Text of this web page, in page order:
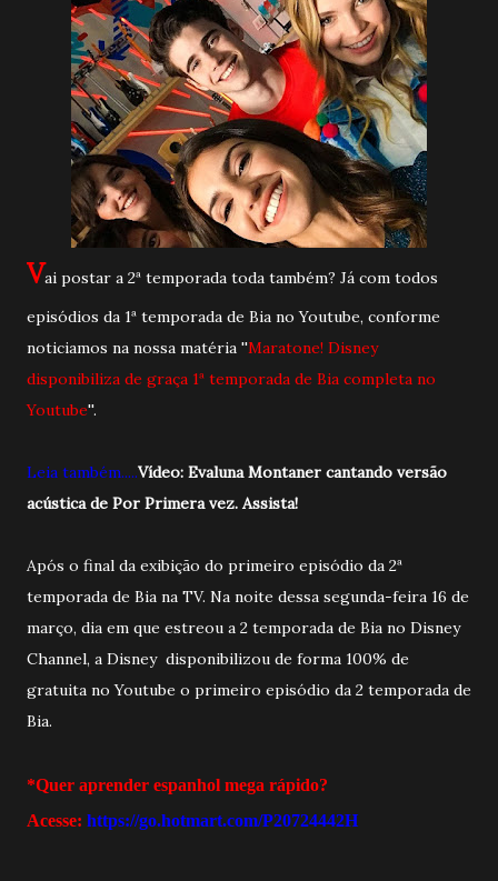
Vai postar a 2ª temporada toda também? Já com todos
episódios da 1ª temporada de Bia no Youtube, conforme
noticiamos na nossa matéria ''Maratone! Disney
disponibiliza de graça 1ª temporada de Bia completa no
Youtube''.
Leia também.....Vídeo: Evaluna Montaner cantando versão
acústica de Por Primera vez. Assista!
Após o final da exibição do primeiro episódio da 2ª
temporada de Bia na TV. Na noite dessa segunda-feira 16 de
março, dia em que estreou a 2 temporada de Bia no Disney
Channel, a Disney disponibilizou de forma 100% de
gratuita no Youtube o primeiro episódio da 2 temporada de
Bia.
*Quer aprender espanhol mega rápido?
Acesse: https://go.hotmart.com/P20724442H